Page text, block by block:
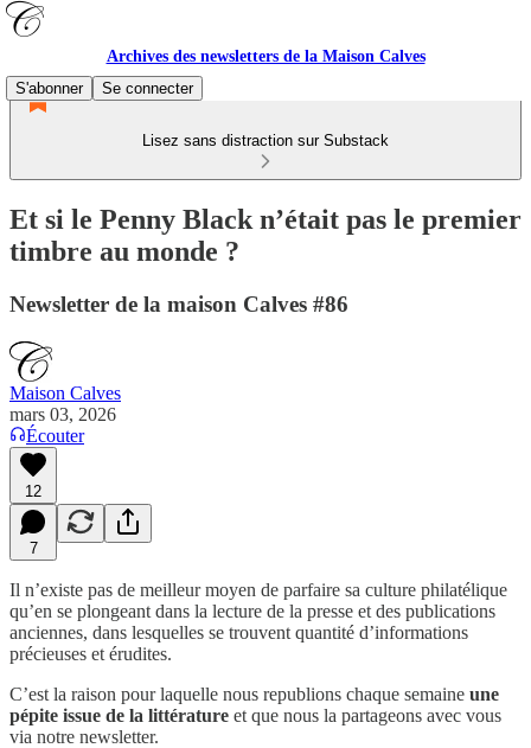
Archives des newsletters de la Maison Calves
S'abonner
Se connecter
Lisez sans distraction sur Substack
Et si le Penny Black n’était pas le premier
timbre au monde ?
Newsletter de la maison Calves #86
Maison Calves
mars 03, 2026
Écouter
12
7
Il n’existe pas de meilleur moyen de parfaire sa culture philatélique
qu’en se plongeant dans la lecture de la presse et des publications
anciennes, dans lesquelles se trouvent quantité d’informations
précieuses et érudites.
C’est la raison pour laquelle nous republions chaque semaine une
pépite issue de la littérature et que nous la partageons avec vous
via notre newsletter.